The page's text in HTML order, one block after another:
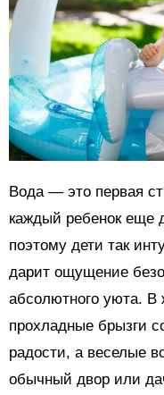
Вода — это первая
каждый ребенок еще
поэтому дети так
дарит ощущение
абсолютного уюта. В
прохладные брызги
радости, а веселые
обычный двор или